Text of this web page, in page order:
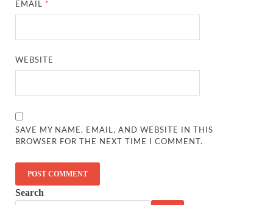
EMAIL *
WEBSITE
SAVE MY NAME, EMAIL, AND WEBSITE IN THIS
BROWSER FOR THE NEXT TIME I COMMENT.
Search